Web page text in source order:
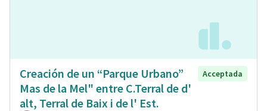
Creación de un “Parque Urbano”
Mas de la Mel" entre C.Terral de d'
alt, Terral de Baix i de l' Est.
Acceptada